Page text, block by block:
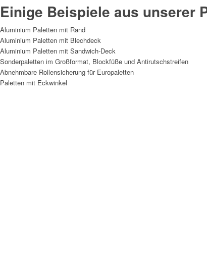
Einige Beispiele aus unserer
Aluminium Paletten mit Rand
Aluminium Paletten mit Blechdeck
Aluminium Paletten mit Sandwich-Deck
Sonderpaletten im Großformat, Blockfüße und Antirutschstreifen
Abnehmbare Rollensicherung für Europaletten
Paletten mit Eckwinkel